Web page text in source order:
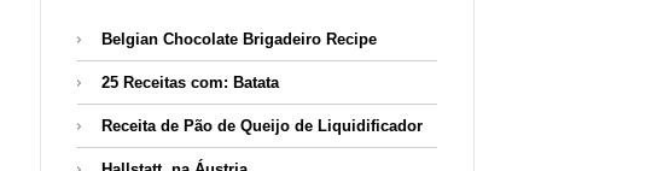
Belgian Chocolate Brigadeiro Recipe
25 Receitas com: Batata
Receita de Pão de Queijo de Liquidificador